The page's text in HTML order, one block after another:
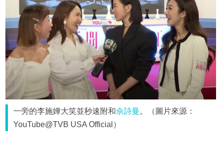
一旁的李施嬅大笑並秒速附和佘詩曼 。（圖片來源：
YouTube@TVB USA Official）